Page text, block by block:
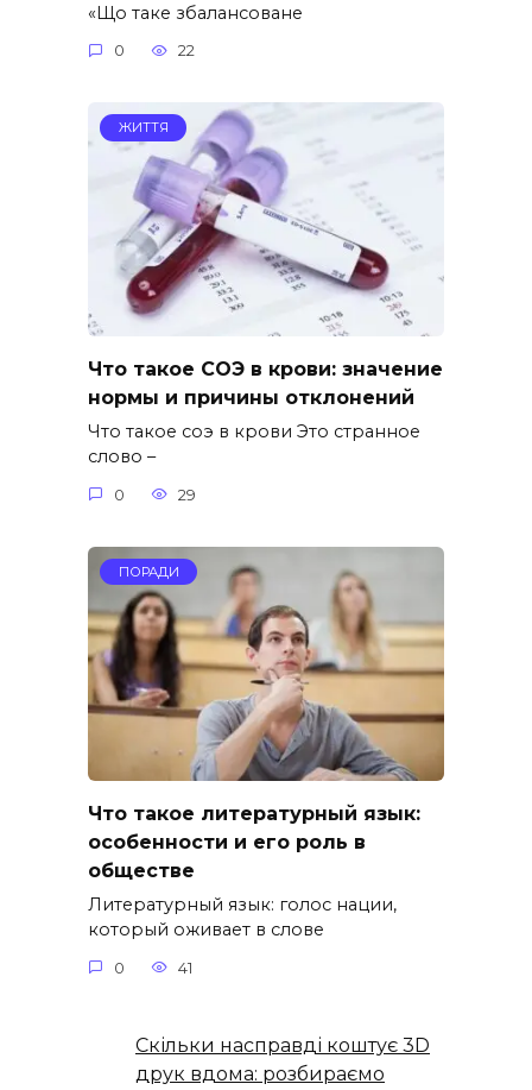
«Що таке збалансоване
0 22
ЖИТТЯ
Что такое СОЭ в крови: значение
нормы и причины отклонений
Что такое соэ в крови Это странное
слово –
0 29
ПОРАДИ
Что такое литературный язык:
особенности и его роль в
обществе
Литературный язык: голос нации,
который оживает в слове
0 41
Скільки насправді коштує 3D
друк вдома: розбираємо